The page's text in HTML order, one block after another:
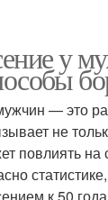
у
— это
не
повлиять на
к 50